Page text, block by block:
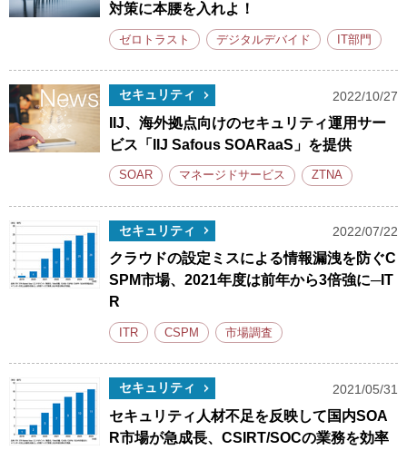
対策に本腰を入れよ！
ゼロトラスト デジタルデバイド IT部門
セキュリティ 2022/10/27
IIJ、海外拠点向けのセキュリティ運用サー
ビス「IIJ Safous SOARaaS」を提供
SOAR マネージドサービス ZTNA
セキュリティ 2022/07/22
クラウドの設定ミスによる情報漏洩を防ぐC
SPM市場、2021年度は前年から3倍強に─IT
R
ITR CSPM 市場調査
セキュリティ 2021/05/31
セキュリティ人材不足を反映して国内SOA
R市場が急成長、CSIRT/SOCの業務を効率